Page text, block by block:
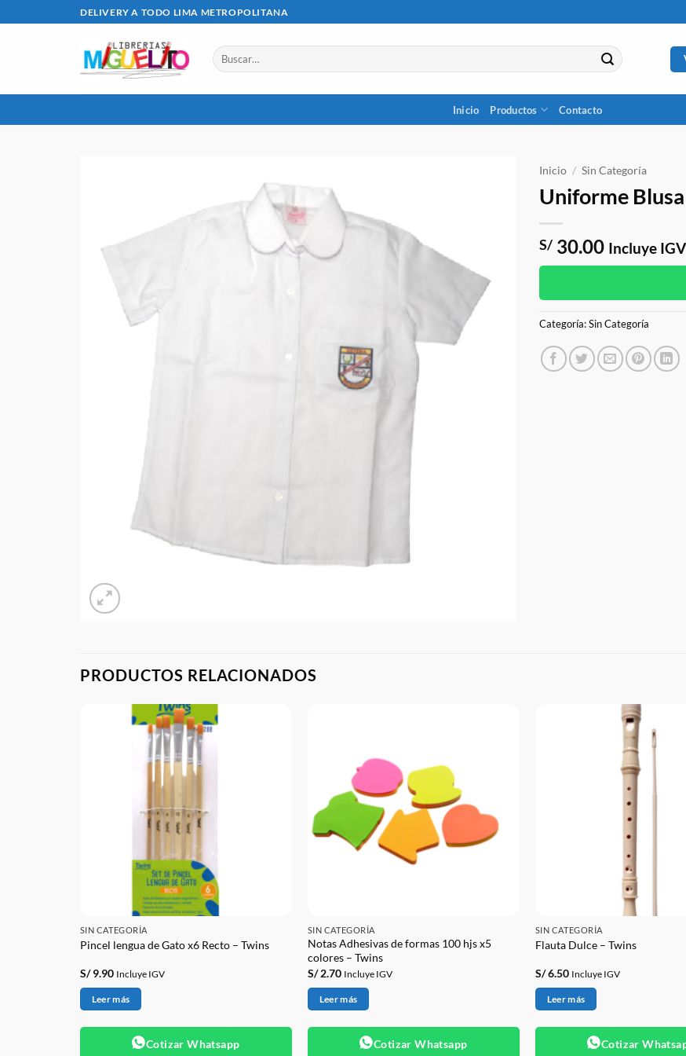
al
DELIVERY A TODO LIMA METROPOLITANA
Buscar
por:
Inicio Productos Contacto
Inicio / Sin Categoría
Uniforme
S/ 30.00 Incluye IGV
Categoría:Sin Categoría
PRODUCTOS RELACIONADOS
SIN CATEGORÍA
Pincel lengua de Gato x6 Recto – Twins
S/9.90 Incluye IGV
Leer más
Cotizar Whatsapp
SIN CATEGORÍA
Notas Adhesivas de formas 100 hjs x5
colores – Twins
S/2.70 Incluye IGV
Leer más
Cotizar Whatsapp
SIN CATEGORÍA
Flauta Dulce – Twins
S/6.50 Incluye IGV
Leer más
Cotizar